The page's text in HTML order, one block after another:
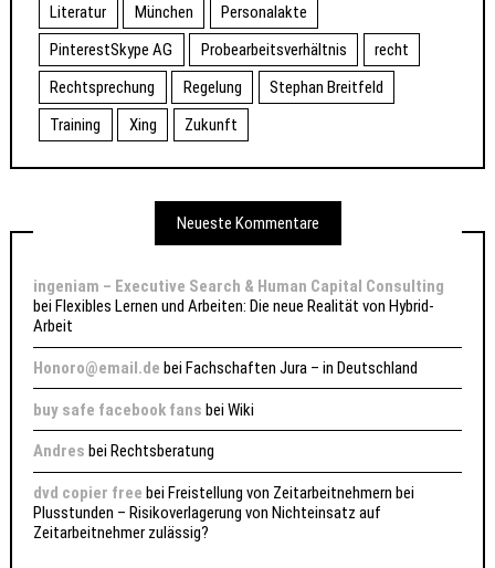
Literatur
München
Personalakte
PinterestSkype AG
Probearbeitsverhältnis
recht
Rechtsprechung
Regelung
Stephan Breitfeld
Training
Xing Zukunft
Neueste Kommentare
ingeniam – Executive Search & Human Capital Consulting
beiFlexibles Lernen und Arbeiten: Die neue Realität von Hybrid-
Arbeit
Honoro@email.de beiFachschaften Jura – in Deutschland
buy safe facebook fans beiWiki
Andres bei Rechtsberatung
dvd copier free beiFreistellung von Zeitarbeitnehmern bei
Plusstunden – Risikoverlagerung von Nichteinsatz auf
Zeitarbeitnehmer zulässig?